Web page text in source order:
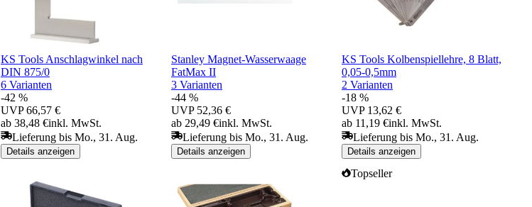
KS Tools Anschlagwinkel nach
DIN 875/0
6 Varianten
-42 %
UVP 66,57 €
ab 38,48 €inkl. MwSt.
Lieferung bis Mo., 31. Aug.
Details anzeigen
Stanley Magnet-Wasserwaage
FatMax II
3 Varianten
-44 %
UVP 52,36 €
ab 29,49 €inkl. MwSt.
Lieferung bis Mo., 31. Aug.
Details anzeigen
KS Tools Kolbenspiellehre, 8 Blatt,
0,05-0,5mm
2 Varianten
-18 %
UVP 13,62 €
ab 11,19 €inkl. MwSt.
Lieferung bis Mo., 31. Aug.
Details anzeigen
Topseller